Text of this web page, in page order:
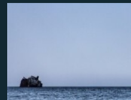
УКРАИНСКАЯ ПРОБЛЕМА КРЫМА
Все сайты RFE/RL